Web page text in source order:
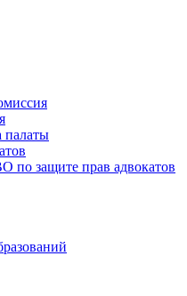
палаты
по защите прав адвокатов